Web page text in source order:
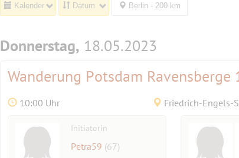
Kalender Datum Berlin - 200 km
Donnerstag, 18.05.2023
Wanderung Potsdam Ravensberge
10:00 Uhr Friedrich-Engels-
Initiatorin
Petra59 (67)